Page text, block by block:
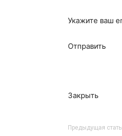
Укажите ваш
Отправить
Закрыть
Предыдущая